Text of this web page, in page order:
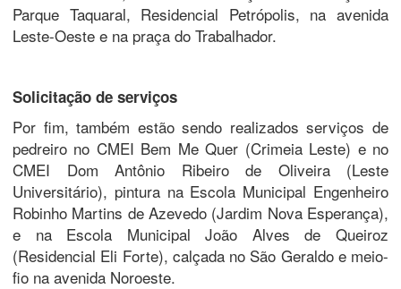
Parque Taquaral, Residencial Petrópolis, na avenida
Leste-Oeste e na praça do Trabalhador.
Solicitação de serviços
Por fim, também estão sendo realizados serviços de
pedreiro no CMEI Bem Me Quer (Crimeia Leste) e no
CMEI Dom Antônio Ribeiro de Oliveira (Leste
Universitário), pintura na Escola Municipal Engenheiro
Robinho Martins de Azevedo (Jardim Nova Esperança),
e na Escola Municipal João Alves de Queiroz
(Residencial Eli Forte), calçada no São Geraldo e meio-
fio na avenida Noroeste.